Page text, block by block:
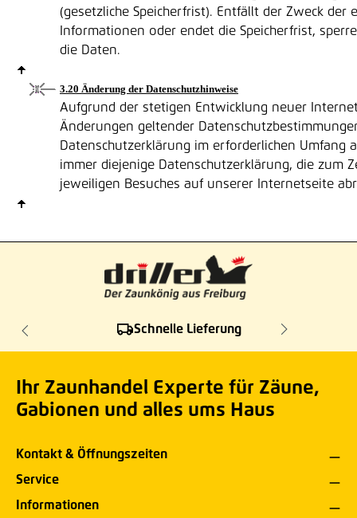
(gesetzliche Speicherfrist). Entfällt der Zweck der
Informationen oder endet die Speicherfrist,
die Daten.
3.20 Änderung der Datenschutzhinweise
Aufgrund der stetigen Entwicklung neuer
Änderungen geltender
Datenschutzerklärung im erforderlichen Umfang
immer diejenige Datenschutzerklärung, die zum
jeweiligen Besuches auf unserer Internetseite
Schnelle Lieferung
Ihr Zaunhandel Experte für Zäune,
Gabionen und alles ums Haus
Kontakt & Öffnungszeiten
Service
Informationen